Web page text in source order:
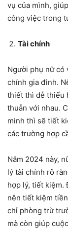
vụ của mình,
công việc trong
Tài chính
Người phụ nữ có
chính gia đình.
thiết thì dễ thiếu
thuẫn với nhau.
minh thì sẽ tiết
các trường hợp
Năm 2024 này,
lý tài chính rõ
hợp lý, tiết kiệm.
nên tiết kiệm
chỉ phòng trừ
mà còn giúp